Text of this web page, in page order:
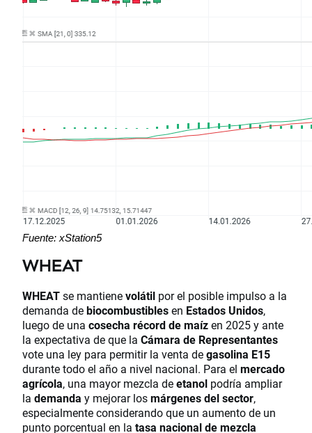
Fuente: xStation5
WHEAT
WHEATse mantienevolátil por el posible impulso a la
demanda debiocombustiblesen Estados Unidos,
luego de una cosecha récord de maízen 2025 y ante
la expectativa de que la Cámara de Representantes
vote una ley para permitir la venta degasolina E15
durante todo el año a nivel nacional. Para el mercado
agrícola, una mayor mezcla deetanol podría ampliar
la demanda y mejorar losmárgenes del sector,
especialmente considerando que un aumento de un
punto porcentual en la tasa nacional de mezcla